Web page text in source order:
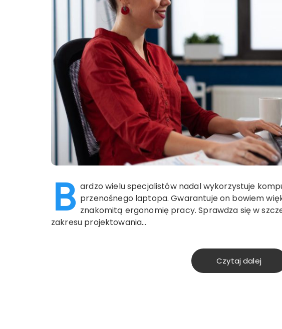
B ardzo wielu specjalistów nadal wykorzystuje
przenośnego laptopa. Gwarantuje on bowiem
znakomitą ergonomię pracy. Sprawdza się w
zakresu projektowania…
Czytaj dalej